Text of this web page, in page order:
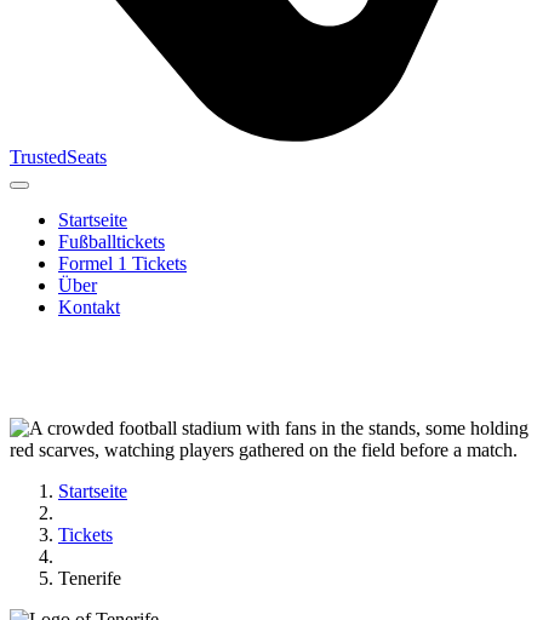
TrustedSeats
Startseite
Fußballtickets
Formel 1 Tickets
Über
Kontakt
Startseite
Tickets
Tenerife